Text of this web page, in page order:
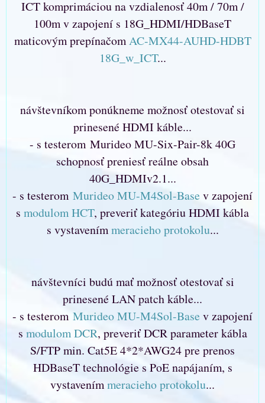
ICT komprimáciou na vzdialenosť 40m / 70m /
100m v zapojení s 18G_HDMI/HDBaseT
maticovým prepínačomAC-MX44-AUHD-HDBT
18G_w_ICT...
návštevníkom ponúkneme možnosť otestovať si
prinesené HDMI káble...
- s testerom Murideo MU-Six-Pair-8k 40G
schopnosť preniesť reálne obsah
40G_HDMIv2.1...
- s testerom Murideo MU-M4Sol-Base v zapojení
s modulom HCT, preveriť kategóriu HDMI kábla
s vystavenímmeracieho protokolu...
návštevníci budú mať možnosť otestovať si
prinesené LAN patch káble...
- s testerom Murideo MU-M4Sol-Base v zapojení
s modulom DCR, preveriť DCR parameter kábla
S/FTP min. Cat5E 4*2*AWG24 pre prenos
HDBaseT technológie s PoE napájaním, s
vystavenímmeracieho protokolu...